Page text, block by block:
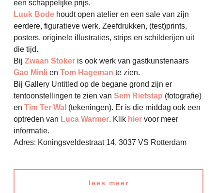
een schappelijke prijs.
Luuk Bode houdt open atelier en een sale van zijn
eerdere, figuratieve werk. Zeefdrukken, (test)prints,
posters, originele illustraties, strips en schilderijen uit
die tijd.
Bij Zwaan Stoker is ook werk van gastkunstenaars
Gao Minli en Tom Hageman te zien.
Bij Gallery Untitled op de begane grond zijn er
tentoonstellingen te zien van Sem Rietstap (fotografie)
en Tim Ter Wal (tekeningen). Er is die middag ook een
optreden van Luca Warmer. Klik hier voor meer
informatie.
Adres: Koningsveldestraat 14, 3037 VS Rotterdam
lees meer